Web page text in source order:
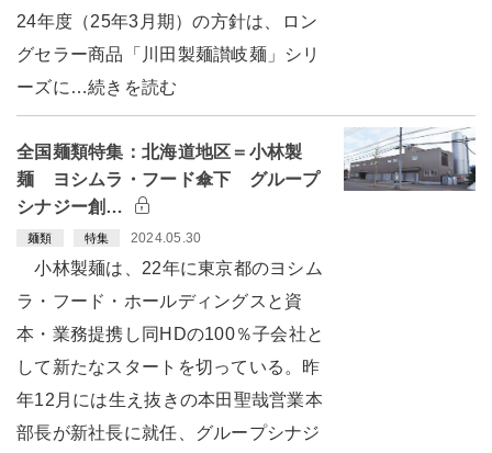
24年度（25年3月期）の方針は、ロン
グセラー商品「川田製麺讃岐麺」シリ
ーズに…続きを読む
全国麺類特集：北海道地区＝小林製
麺 ヨシムラ・フード傘下 グループ
シナジー創…
麺類 特集 2024.05.30
小林製麺は、22年に東京都のヨシム
ラ・フード・ホールディングスと資
本・業務提携し同HDの100％子会社と
して新たなスタートを切っている。昨
年12月には生え抜きの本田聖哉営業本
部長が新社長に就任、グループシナジ